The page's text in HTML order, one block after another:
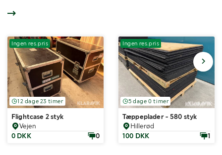
Ingen res.pris
12 dage 23 timer
Flightcase 2 styk
Vejen
0 DKK
0
Ingen res.pris
5 dage 0 timer
Tæppeplader - 580 styk
Hillerød
100 DKK
1